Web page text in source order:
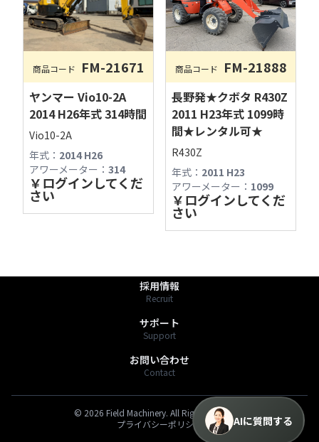
商品コード FM-21671
ヤンマー Vio10-2A
2014 H26年式 314時間
Vio10-2A
年式： 2014 H26
アワーメーター： 314
￥ログインしてくだ
さい
商品コード FM-21888
長野発★クボタ R430Z
2011 H23年式 1099時
間★レンタル可★
R430Z
年式： 2011 H23
アワーメーター： 1099
￥ログインしてくだ
さい
AIに質問する
フィールドマシナリーAIチャットへようこそ！
営業時間やサービス内容、商品探しの際にご利
最新の商品情報は「商品一覧」からもご確認く
ださい。
https://fmv.bz/shop
古物商許可：長野県公安委員会 第481280800012号
〒391-0013 長野県茅野市宮川2768-1
TEL:0266-78-6757
FAX:0266-72-1313
商品一覧
採用情報
Recruit
サポート
Support
お問い合わせ
Contact
© 2026 Field Machinery. All Rights Reserved.
プライバシーポリシー